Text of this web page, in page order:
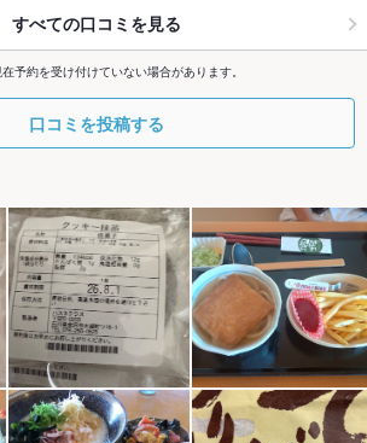
すべての口コミを見る
予約を受け付けていない場合があります。
口コミを投稿する